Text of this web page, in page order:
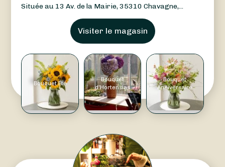
Située au 13 Av. de la Mairie, 35310 Chavagne,...
Visiter le magasin
Bouquet Été
Bouquet
d'Hortensias
Bouquet
Anniversaire